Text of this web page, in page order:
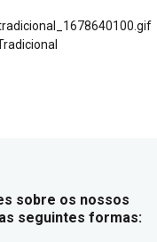
sobre os nossos
seguintes formas: